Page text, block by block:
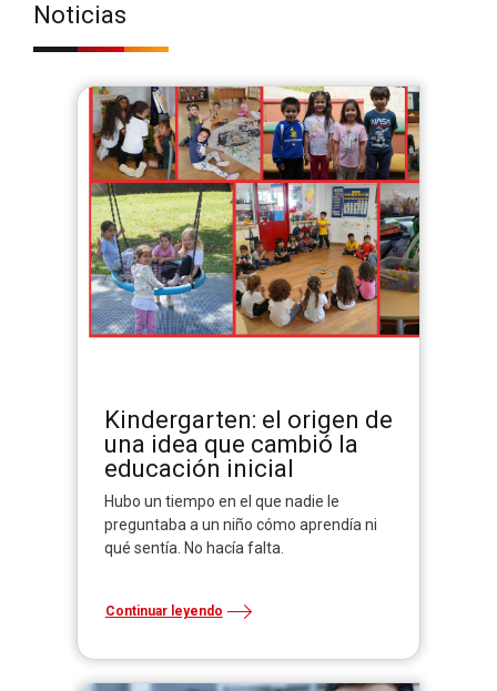
Noticias
Kindergarten: el origen de
una idea que cambió la
educación inicial
Hubo un tiempo en el que nadie le
preguntaba a un niño cómo aprendía ni
qué sentía. No hacía falta.
Continuar leyendo